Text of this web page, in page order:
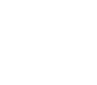
a) Nivel de alerta
celebración, con un
b) Nivel de alerta
celebración, con un